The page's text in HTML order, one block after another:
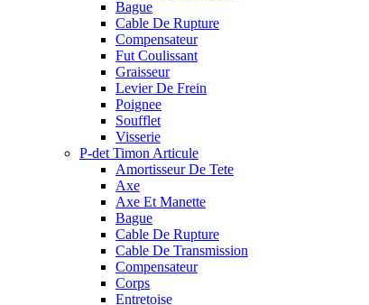
Bague
Cable De Rupture
Compensateur
Fut Coulissant
Graisseur
Levier De Frein
Poignee
Soufflet
Visserie
P-det Timon Articule
Amortisseur De Tete
Axe
Axe Et Manette
Bague
Cable De Rupture
Cable De Transmission
Compensateur
Corps
Entretoise